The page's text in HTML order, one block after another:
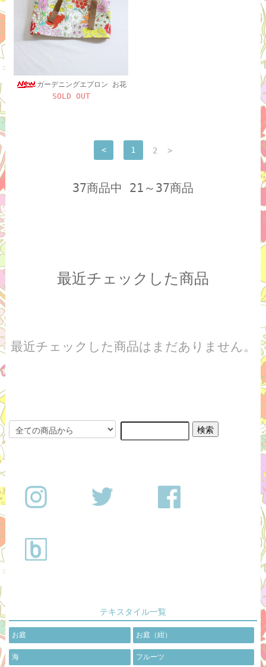
ガーデニングエプロン お花
SOLD OUT
< 1 2 >
37商品中 21～37商品
最近チェックした商品
最近チェックした商品はまだありません。
テキスタイル一覧
お庭 お庭（紺）
海 フルーツ